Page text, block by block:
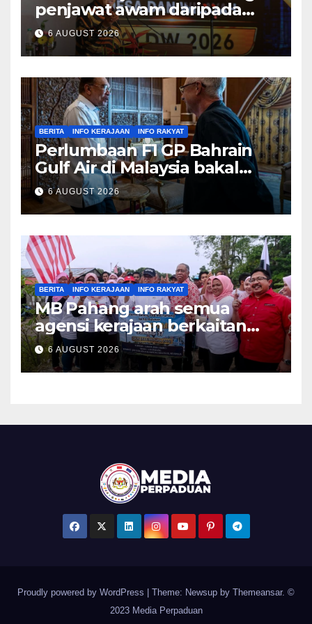
penjawat awam daripada
tekanan pertembungan
politik
6 AUGUST 2026
BERITA INFO KERAJAAN INFO RAKYAT
Perlumbaan F1 GP Bahrain
Gulf Air di Malaysia bakal
bawa limpahan ekonomi
besar – PM
6 AUGUST 2026
BERITA INFO KERAJAAN INFO RAKYAT
MB Pahang arah semua
agensi kerajaan berkaitan
bincang segera tindakan
tangani pokok berbahaya
6 AUGUST 2026
Proudly powered by WordPress Theme: Newsup by Themeansar. ©
2023 Media Perpaduan